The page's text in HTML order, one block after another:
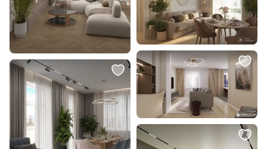
Лаврова
В корзину
390348
В корзину
98 990 ₽ 2 990 ₽